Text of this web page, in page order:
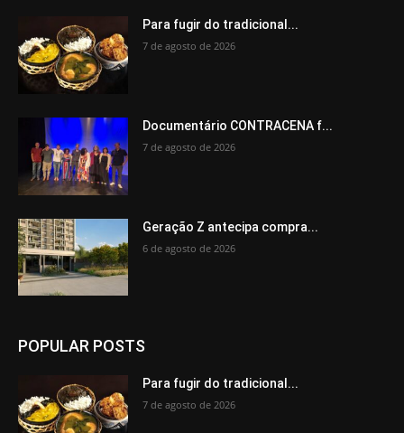
Para fugir do tradicional...
7 de agosto de 2026
Documentário CONTRACENA f...
7 de agosto de 2026
Geração Z antecipa compra...
6 de agosto de 2026
POPULAR POSTS
Para fugir do tradicional...
7 de agosto de 2026